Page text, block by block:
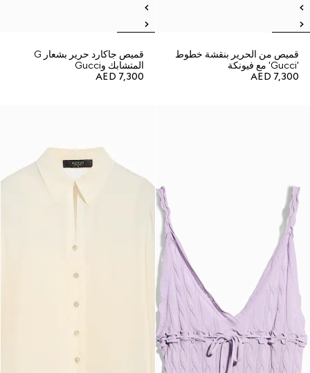
قميص من الحرير بنقشة خطوط
'Gucci' مع فيونكة
AED 7,300
قميص جاكارد حرير بشعار G
المتشابك وGucci
AED 7,300